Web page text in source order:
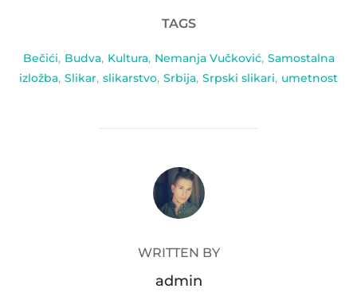
TAGS
Bečići, Budva, Kultura, Nemanja Vučković, Samostalna
izložba, Slikar, slikarstvo, Srbija, Srpski slikari, umetnost
POST AUTHOR
WRITTEN BY
admin